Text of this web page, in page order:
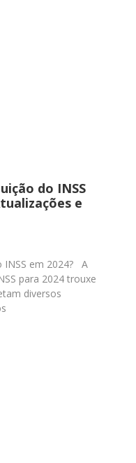
do INSS
e
INSS em 2024? A
para 2024 trouxe
diversos